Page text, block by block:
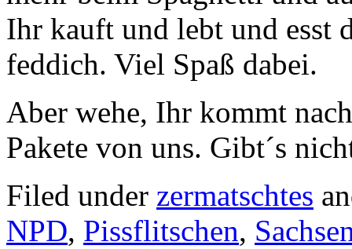
Ihr kauft und lebt und esst
feddich. Viel Spaß dabei.
Aber wehe, Ihr kommt
Pakete von uns. Gibt´s
Filed under zermatschtes
NPD, Pissflitschen,